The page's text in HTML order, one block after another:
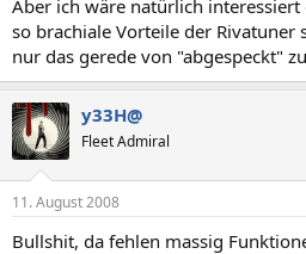
Aber ich wäre natürlich
so brachiale Vorteile der
nur das gerede von "abgespeckt"
y33H@
Fleet Admiral
11. August 2008
Bullshit, da fehlen massig